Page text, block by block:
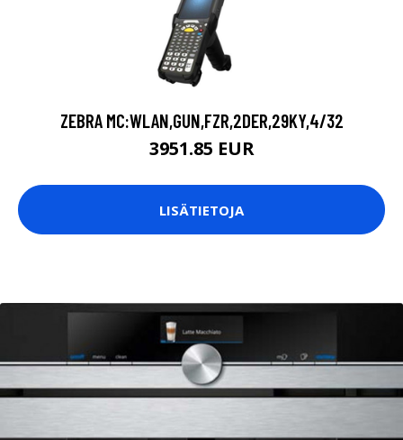
ZEBRA MC:WLAN,GUN,FZR,2DER,29KY,4/32
3951.85 EUR
LISÄTIETOJA